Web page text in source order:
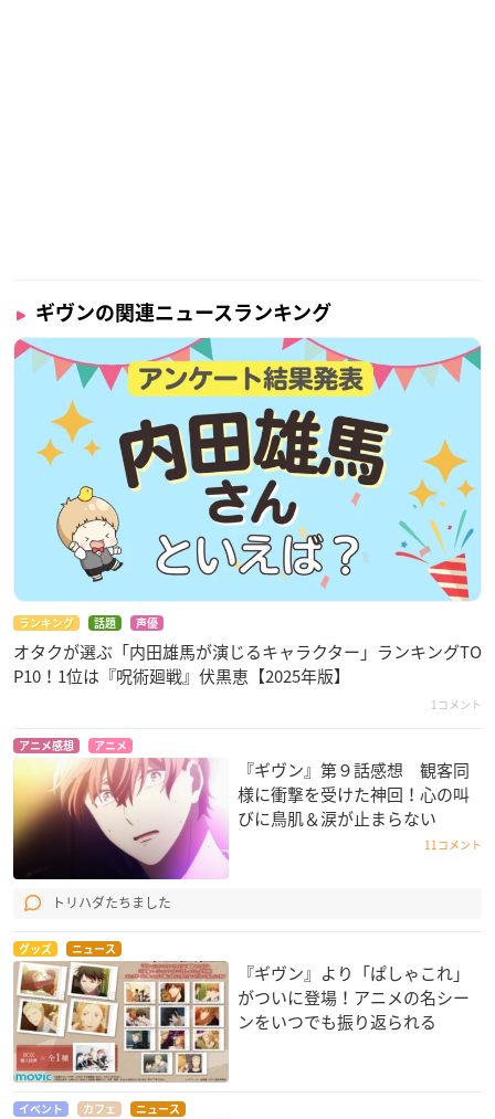
ギヴンの関連ニュースランキング
ランキング 話題 声優
オタクが選ぶ「内田雄馬が演じるキャラクター」ランキングTO
P10！1位は『呪術廻戦』伏黒恵【2025年版】
1コメント
アニメ感想 アニメ
『ギヴン』第９話感想 観客同
様に衝撃を受けた神回！心の叫
びに鳥肌＆涙が止まらない
11コメント
トリハダたちました
グッズ ニュース
『ギヴン』より「ぱしゃこれ」
がついに登場！アニメの名シー
ンをいつでも振り返られる
イベント カフェ ニュース